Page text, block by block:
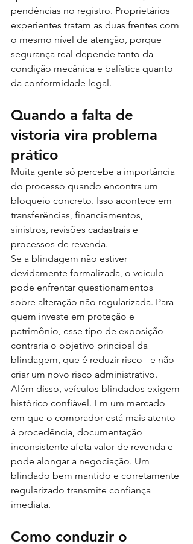
pendências no registro. Proprietários
experientes tratam as duas frentes com
o mesmo nível de atenção, porque
segurança real depende tanto da
condição mecânica e balística quanto
da conformidade legal.
Quando a falta de
vistoria vira problema
prático
Muita gente só percebe a importância
do processo quando encontra um
bloqueio concreto. Isso acontece em
transferências, financiamentos,
sinistros, revisões cadastrais e
processos de revenda.
Se a blindagem não estiver
devidamente formalizada, o veículo
pode enfrentar questionamentos
sobre alteração não regularizada. Para
quem investe em proteção e
patrimônio, esse tipo de exposição
contraria o objetivo principal da
blindagem, que é reduzir risco - e não
criar um novo risco administrativo.
Além disso, veículos blindados exigem
histórico confiável. Em um mercado
em que o comprador está mais atento
à procedência, documentação
inconsistente afeta valor de revenda e
pode alongar a negociação. Um
blindado bem mantido e corretamente
regularizado transmite confiança
imediata.
Como conduzir o